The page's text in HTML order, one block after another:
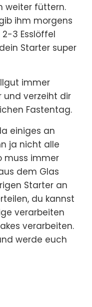
weiter füttern.
ihm morgens
3 Esslöffel
Starter super
immer
und verzeiht dir
Fastentag.
einiges an
ja nicht alle
muss immer
dem Glas
Starter an
du kannst
verarbeiten
verarbeiten.
werde euch